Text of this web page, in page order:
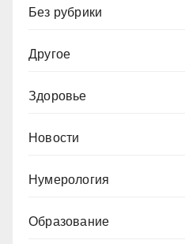
Без рубрики
Другое
Здоровье
Новости
Нумерология
Образование